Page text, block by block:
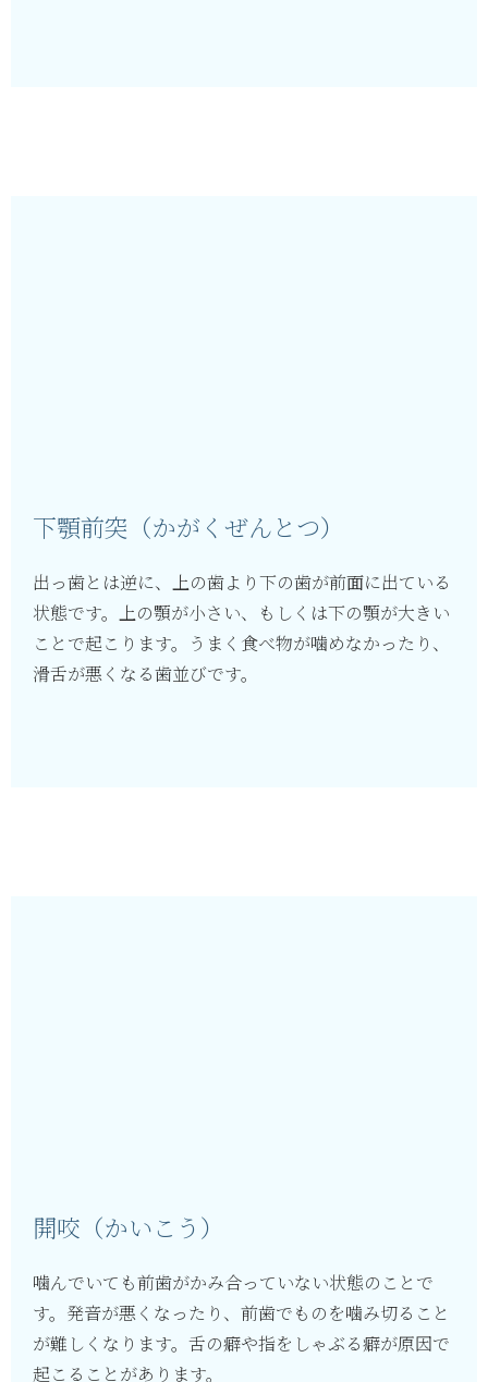
下顎前突（かがくぜんとつ）
出っ歯とは逆に、上の歯より下の歯が前面に出ている
状態です。上の顎が小さい、もしくは下の顎が大きい
ことで起こります。うまく食べ物が噛めなかったり、
滑舌が悪くなる歯並びです。
開咬（かいこう）
噛んでいても前歯がかみ合っていない状態のことで
す。発音が悪くなったり、前歯でものを噛み切ること
が難しくなります。舌の癖や指をしゃぶる癖が原因で
起こることがあります。